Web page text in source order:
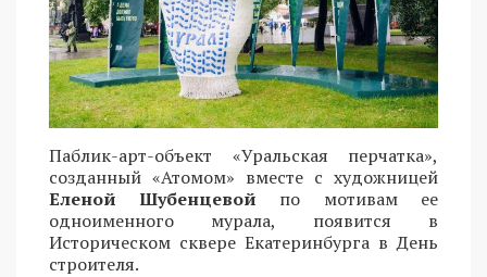
Паблик-арт-объект «Уральская перчатка»,
созданный «Атомом» вместе с художницей
Еленой Шубенцевой по мотивам ее
одноименного мурала, появится в
Историческом сквере Екатеринбурга в День
строителя.